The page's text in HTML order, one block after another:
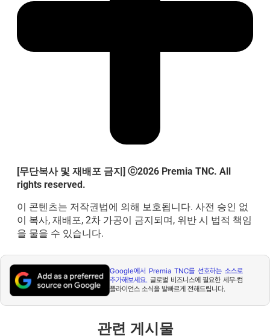
[무단복사 및 재배포 금지] ⓒ2026 Premia TNC. All
rights reserved.
이 콘텐츠는 저작권법에 의해 보호됩니다. 사전 승인 없
이 복사, 재배포, 2차 가공이 금지되며, 위반 시 법적 책임
을 물을 수 있습니다.
Google에서 Premia TNC를 선호하는 소스로
추가해보세요.글로벌 비즈니스에 필요한 세무·컴
플라이언스 소식을 발빠르게 전해드립니다.
관련 게시물